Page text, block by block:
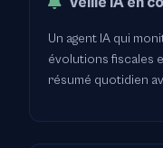
Un agent IA qui
évolutions fiscales
résumé quotidien